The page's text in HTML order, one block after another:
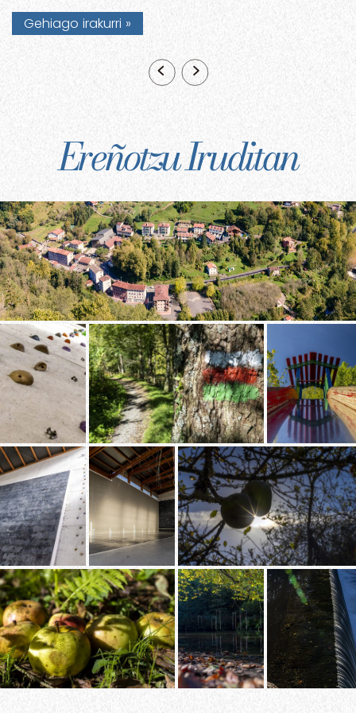
Gehiago irakurri
Ereñotzu Iruditan